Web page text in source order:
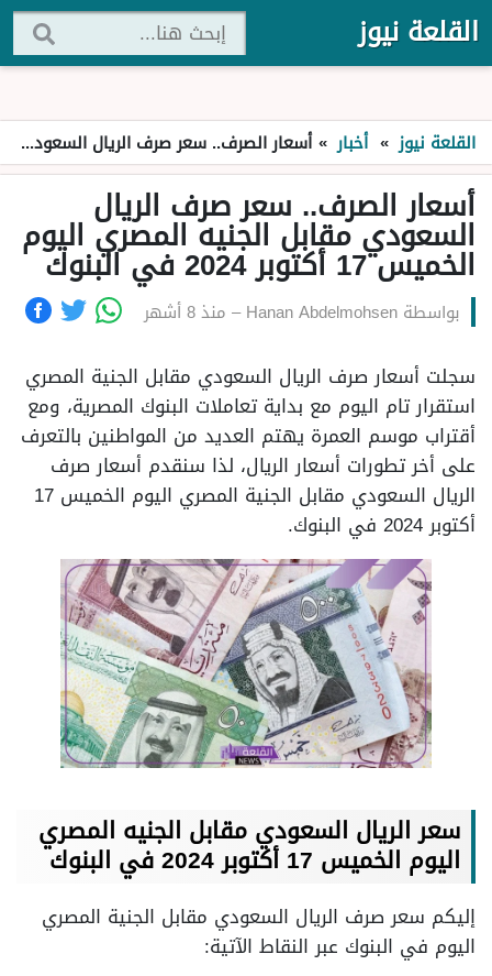
القلعة نيوز
القلعة نيوز » أخبار » أسعار الصرف.. سعر صرف الريال السعودي مقابل الجنيه المصري اليوم الخميس 17 أكتوبر 2024 في البنوك
أسعار الصرف.. سعر صرف الريال
السعودي مقابل الجنيه المصري اليوم
الخميس 17 أكتوبر 2024 في البنوك
بواسطة Hanan Abdelmohsen
– منذ 8 أشهر
سجلت أسعار صرف الريال السعودي مقابل الجنية المصري
استقرار تام اليوم مع بداية تعاملات البنوك المصرية، ومع
أقتراب موسم العمرة يهتم العديد من المواطنين بالتعرف
على أخر تطورات أسعار الريال، لذا سنقدم أسعار صرف
الريال السعودي مقابل الجنية المصري اليوم الخميس 17
أكتوبر 2024 في البنوك.
سعر الريال السعودي مقابل الجنيه المصري
اليوم الخميس 17 أكتوبر 2024 في البنوك
إليكم سعر صرف الريال السعودي مقابل الجنية المصري
اليوم في البنوك عبر النقاط الآتية: